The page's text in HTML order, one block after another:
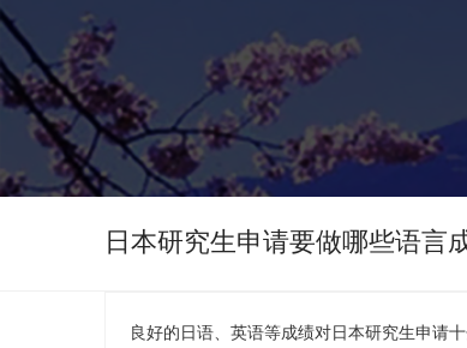
日本研究生申请要做哪些语言
良好的日语、英语等成绩对日本研究生申请